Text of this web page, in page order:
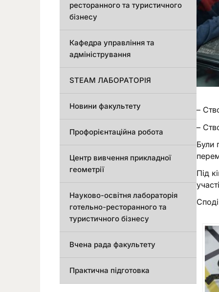
–
–
Були
Під
ресторанного та туристичного
бізнесу
Кафедра управління та
адміністрування
STEAM ЛАБОРАТОРІЯ
Новини факультету
Профорієнтаційна робота
Центр вивчення прикладної
геометрії
Науково-освітня лабораторія
готельно-ресторанного та
туристичного бізнесу
Вчена рада факультету
Практична підготовка